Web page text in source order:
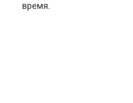
время.